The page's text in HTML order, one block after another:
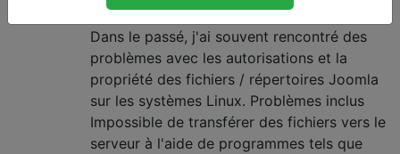
Joomla sur les systèmes Linux?
Dans le passé, j'ai souvent rencontré des
problèmes avec les autorisations et la
propriété des fichiers / répertoires Joomla
sur les systèmes Linux. Problèmes inclus
Impossible de transférer des fichiers vers le
serveur à l'aide de programmes tels que